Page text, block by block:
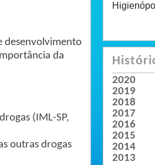
desenvolvimento
da
(IML-SP,
outras drogas
2020
2019
2018
2017
2016
2015
2014
2013